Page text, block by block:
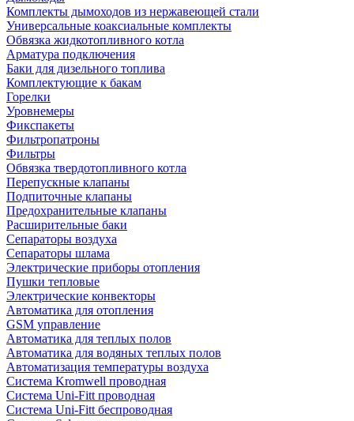
Комплекты дымоходов из нержавеющей стали
Универсальные коаксиальные комплекты
Обвязка жидкотопливного котла
Арматура подключения
Баки для дизельного топлива
Комплектующие к бакам
Горелки
Уровнемеры
Фикспакеты
Фильтропатроны
Фильтры
Обвязка твердотопливного котла
Перепускные клапаны
Подпиточные клапаны
Предохранительные клапаны
Расширительные баки
Сепараторы воздуха
Сепараторы шлама
Электрические приборы отопления
Пушки тепловые
Электрические конвекторы
Автоматика для отопления
GSM управление
Автоматика для теплых полов
Автоматика для водяных теплых полов
Автоматизация температуры воздуха
Система Kromwell проводная
Система Uni-Fitt проводная
Система Uni-Fitt беспроводная